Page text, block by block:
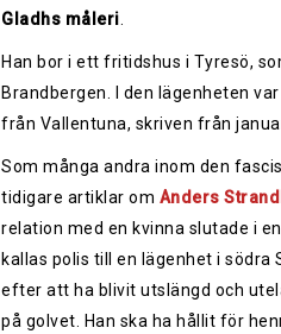
Gladhs måleri
Han bor i ett fritidshus i Tyresö,
Brandbergen. I den lägenheten
från Vallentuna, skriven från
Som många andra inom den
tidigare artiklar om Anders
relation med en kvinna slutade i
kallas polis till en lägenhet i
efter att ha blivit utslängd och
på golvet. Han ska ha hållit för